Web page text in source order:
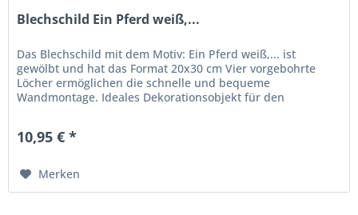
Blechschild Ein Pferd weiß,...
Das Blechschild mit dem Motiv: Ein Pferd weiß,... ist
gewölbt und hat das Format 20x30 cm Vier vorgebohrte
Löcher ermöglichen die schnelle und bequeme
Wandmontage. Ideales Dekorationsobjekt für den
10,95 € *
Merken